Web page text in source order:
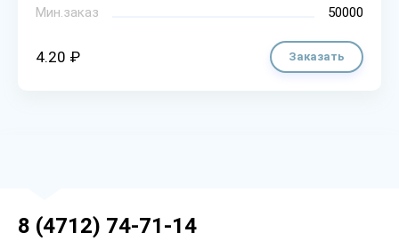
Мин.заказ
50000
4.20 ₽ Заказать
8 (4712) 74-71-14